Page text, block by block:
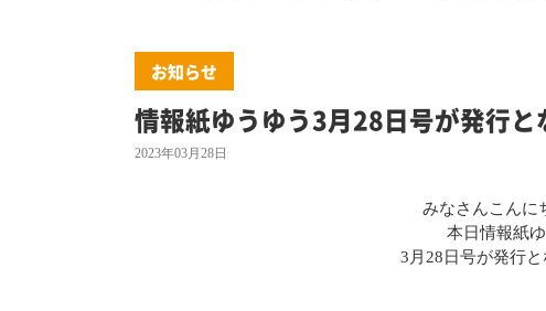
お知らせ
情報紙ゆうゆう3月28日号が発行
2023年03月28日
みなさんこん
本日情報紙
3月28日号が発行